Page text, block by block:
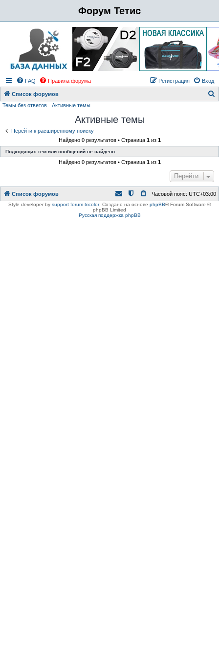
Форум Тетис
FAQ Правила форума Вход
Регистрация
Список форумов
Темы без ответов Активные темы
Активные темы
Перейти к расширенному поиску
Найдено 0 результатов • Страница 1из 1
Подходящих тем или сообщений не найдено.
Найдено 0 результатов • Страница 1из 1
Перейти
Список форумов Часовой пояс: UTC+03:00
Style developer by support forum tricolor, Создано на основе phpBB® Forum Software ©
phpBB Limited
Русская поддержка phpBB